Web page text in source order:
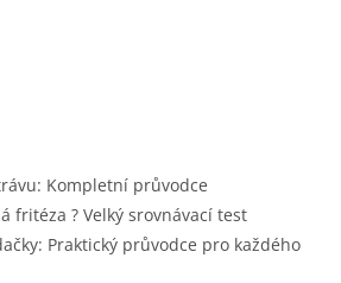
Kompletní průvodce
fritéza ? Velký srovnávací test
Praktický průvodce pro každého